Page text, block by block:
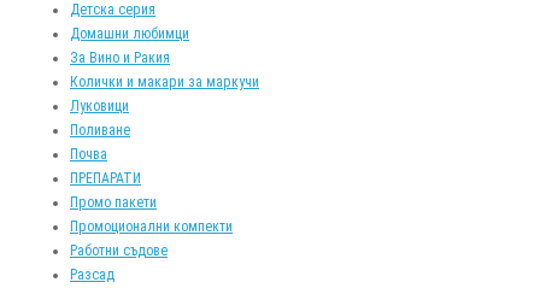
Детска серия
Домашни любимци
За Вино и Ракия
Колички и макари за маркучи
Луковици
Поливане
Почва
ПРЕПАРАТИ
Промо пакети
Промоционални компекти
Работни съдове
Разсад